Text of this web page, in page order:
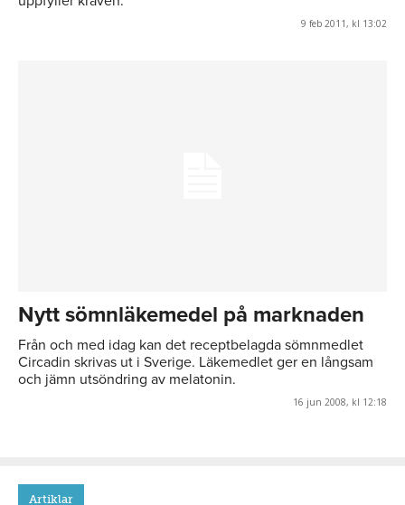
9 feb 2011, kl 13:02
Nytt sömnläkemedel på marknaden
Från och med idag kan det receptbelagda sömnmedlet
Circadin skrivas ut i Sverige. Läkemedlet ger en långsam
och jämn utsöndring av melatonin.
16 jun 2008, kl 12:18
Artiklar